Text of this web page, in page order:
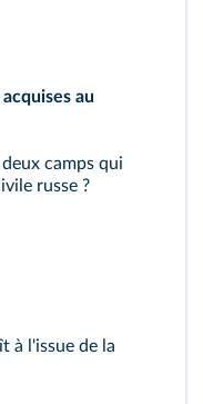
au
camps qui
russe ?
à l'issue de la